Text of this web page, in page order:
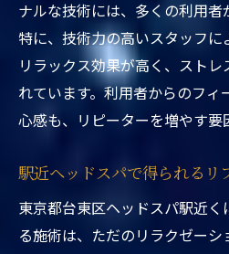
出会う
サロンで感じる新し
駅近くで見つける癒
施術がもたらす心身の
日常を変えるリフレ
新しい自分に出会う
ナルな技術には、多くの利用者
特に、技術力の高いスタッフに
リラックス効果が高く、スト
れています。利用者からのフ
心感も、リピーターを増やす要
駅近ヘッドスパで得られるリ
東京都台東区ヘッドスパ駅近
る施術は、ただのリラクゼーシ